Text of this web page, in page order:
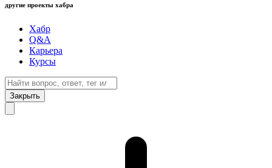
другие проекты хабра
Хабр
Q&A
Карьера
Курсы
Закрыть